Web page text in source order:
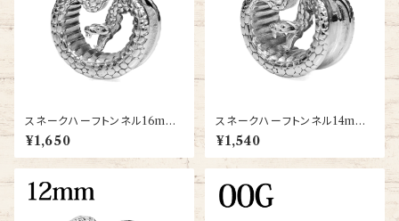
スネークハーフトンネル16mm
(SCHT021-16m-SS)
¥1,650
スネークハーフトンネル14mm
(SCHT021-14m-SS)
¥1,540